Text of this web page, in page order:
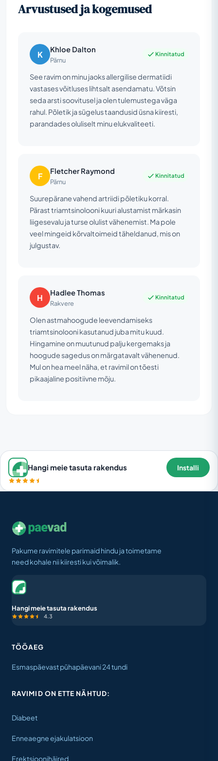
Arvustused ja kogemused
K Khloe Dalton
Pärnu
Kinnitatud
See ravim on minu jaoks allergilise dermatiidi
vastases võitluses lihtsalt asendamatu. Võtsin
seda arsti soovitusel ja olen tulemustega väga
rahul. Põletik ja sügelus taandusid üsna kiiresti,
parandades oluliselt minu elukvaliteeti.
F Fletcher Raymond
Pärnu
Kinnitatud
Suurepärane vahend artriidi põletiku korral.
Pärast triamtsinolooni kuuri alustamist märkasin
liigesevalu ja turse olulist vähenemist. Ma pole
veel mingeid kõrvaltoimeid täheldanud, mis on
julgustav.
H Hadlee Thomas
Rakvere
Kinnitatud
Olen astmahoogude leevendamiseks
triamtsinolooni kasutanud juba mitu kuud.
Hingamine on muutunud palju kergemaks ja
hoogude sagedus on märgatavalt vähenenud.
Mul on hea meel näha, et ravimil on tõesti
pikaajaline positiivne mõju.
Hangi meie tasuta rakendus Installi
Pakume ravimitele parimaid hindu ja toimetame
need kohale nii kiiresti kui võimalik.
Hangi meie tasuta rakendus
4.3
TÖÖAEG
Esmaspäevast pühapäevani 24 tundi
RAVIMID ON ETTE NÄHTUD:
Diabeet
Enneaegne ejakulatsioon
Erektsioonihäired